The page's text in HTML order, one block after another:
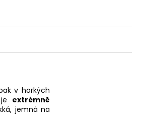
v horkých
extrémně
jemná na